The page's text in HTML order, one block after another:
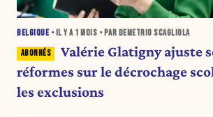
BELGIQUE • IL Y A 1 MOIS • PAR DEMETRIO SCAGLIOLA
Valérie Glatigny ajuste
réformes sur le décrochage
les exclusions